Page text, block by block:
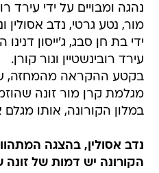
נהגה ומבויים על ידי עירד
מור, נטע גרטי, נדב אסולין
ידי בת חן סבג, ג'ייסון
עירד רובינשטיין וגור קורן.
בקטע ההקראה מהמחזה,
מגלמת קרן מור זונה
במלון הקורונה, אותו מגלם
נדב אסולין, בהצגה
הקורונה יש דמות של